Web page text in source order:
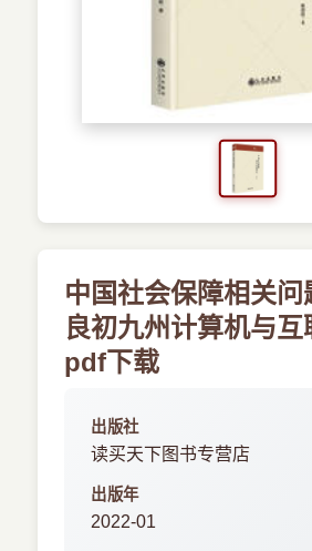
中国社会保障相关问
良初九州计算机与
pdf下载
出版社
读买天下图书专营店
出版年
2022-01